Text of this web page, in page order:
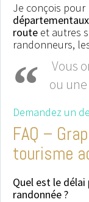
Je conçois pour
départementaux
route et autres
randonneurs,
Vous
ou
Demandez un
FAQ –
tourisme
Quel est le
randonnée ?